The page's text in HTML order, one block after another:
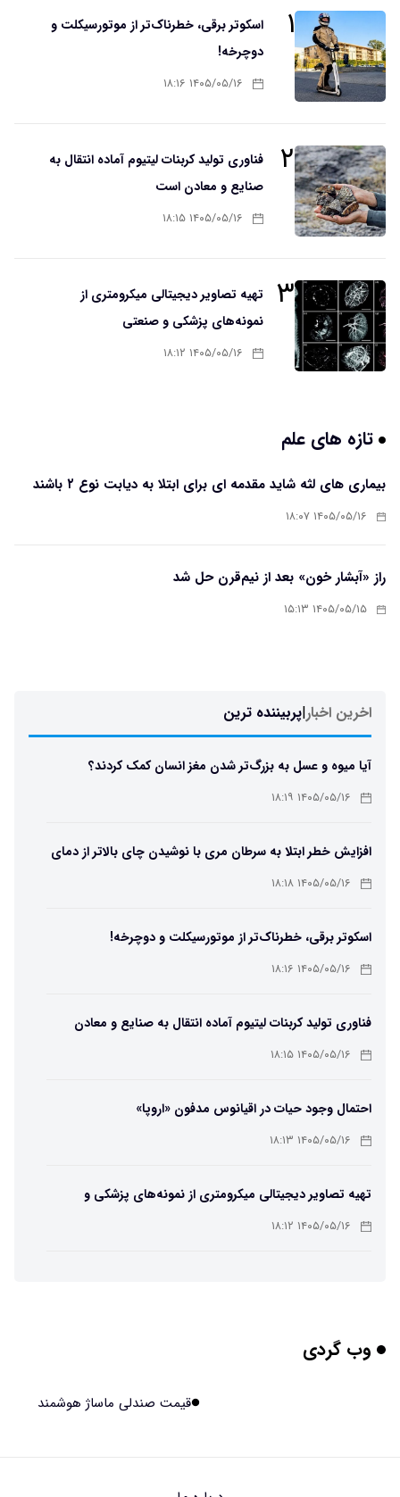
۱
اسکوتر برقی، خطرناک‌تر از موتورسیکلت و
دوچرخه!
۱۴۰۵/۰۵/۱۶ ۱۸:۱۶
۲
فناوری تولید کربنات لیتیوم آماده انتقال به
صنایع و معادن است
۱۴۰۵/۰۵/۱۶ ۱۸:۱۵
۳
تهیه تصاویر دیجیتالی میکرومتری از
نمونه‌های پزشکی و صنعتی
۱۴۰۵/۰۵/۱۶ ۱۸:۱۲
تازه های علم
بیماری های لثه شاید مقدمه ای برای ابتلا به دیابت نوع ۲ باشند
۱۴۰۵/۰۵/۱۶ ۱۸:۰۷
راز «آبشار خون» بعد از نیم‌قرن حل شد
۱۴۰۵/۰۵/۱۵ ۱۵:۱۳
اخرین اخبار|پربیننده ترین
آیا میوه و عسل به بزرگ‌تر شدن مغز انسان کمک کردند؟
۱۴۰۵/۰۵/۱۶ ۱۸:۱۹
افزایش خطر ابتلا به سرطان مری با نوشیدن چای بالاتر از دمای
۶۵ درجه ۱۴۰۵/۰۵/۱۶ ۱۸:۱۸
اسکوتر برقی، خطرناک‌تر از موتورسیکلت و دوچرخه!
۱۴۰۵/۰۵/۱۶ ۱۸:۱۶
فناوری تولید کربنات لیتیوم آماده انتقال به صنایع و معادن
است۱۴۰۵/۰۵/۱۶ ۱۸:۱۵
احتمال وجود حیات در اقیانوس مدفون «اروپا»
۱۴۰۵/۰۵/۱۶ ۱۸:۱۳
تهیه تصاویر دیجیتالی میکرومتری از نمونه‌های پزشکی و
صنعتی۱۴۰۵/۰۵/۱۶ ۱۸:۱۲
وب گردی
قیمت صندلی ماساژ هوشمند